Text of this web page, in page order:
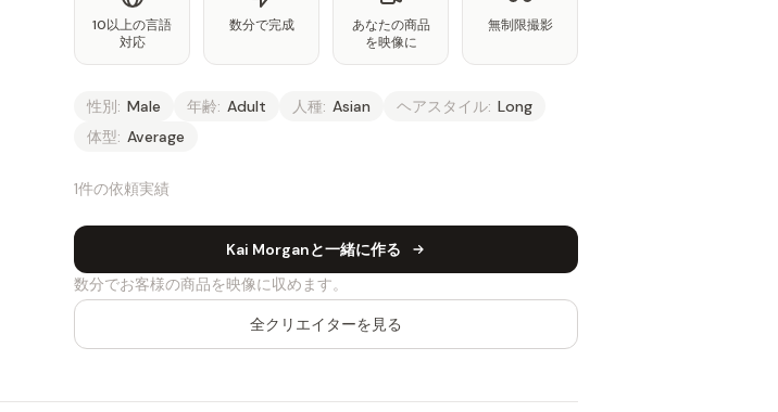
10以上の言語
対応
数分で完成
あなたの商品
を映像に
無制限撮影
性別: Male 年齢: Adult 人種: Asian ヘアスタイル: Long
体型: Average
1件の依頼実績
Kai Morganと一緒に作る
数分でお客様の商品を映像に収めます。
全クリエイターを見る